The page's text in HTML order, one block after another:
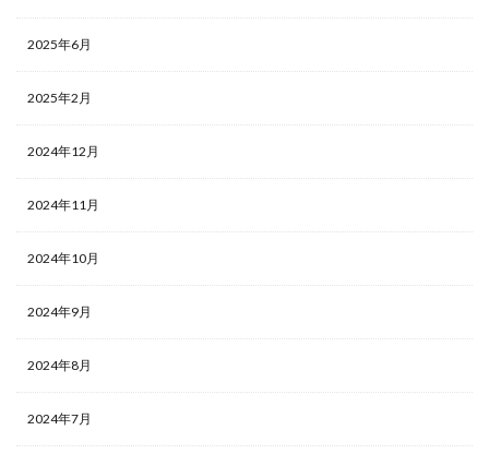
2025年6月
2025年2月
2024年12月
2024年11月
2024年10月
2024年9月
2024年8月
2024年7月